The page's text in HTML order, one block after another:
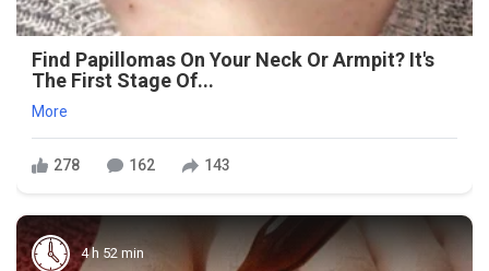
Find Papillomas On Your Neck Or Armpit? It's
The First Stage Of...
More
278 162 143
4 h 52 min